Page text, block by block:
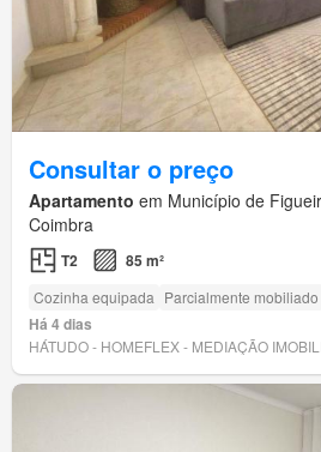
Consultar o preço
Apartamento em Município de
Coimbra
T2 85 m²
Cozinha equipada Parcialmente mobiliado
Há 4 dias
HÁTUDO - HOMEFLEX - MEDIAÇÃO